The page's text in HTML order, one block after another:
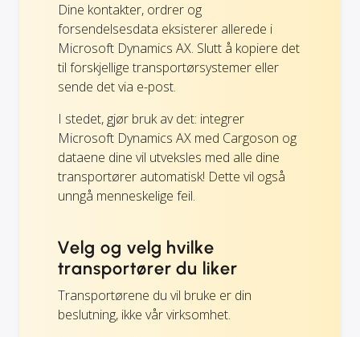
Dine kontakter, ordrer og
forsendelsesdata eksisterer allerede i
Microsoft Dynamics AX. Slutt å kopiere det
til forskjellige transportørsystemer eller
sende det via e-post.
I stedet, gjør bruk av det: integrer
Microsoft Dynamics AX med Cargoson og
dataene dine vil utveksles med alle dine
transportører automatisk! Dette vil også
unngå menneskelige feil.
Velg og velg hvilke
transportører du liker
Transportørene du vil bruke er din
beslutning, ikke vår virksomhet.